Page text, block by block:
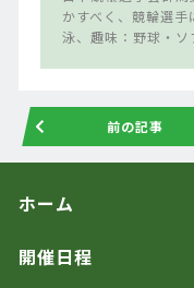
かすべく、競輪選
泳、趣味：野球・ソ
前の記事
ホーム
開催日程